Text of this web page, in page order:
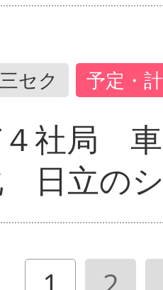
セク 予定・
社局
日立の